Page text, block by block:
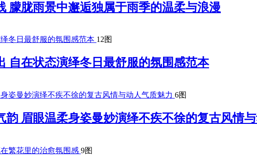
朦胧雨景中邂逅独属于雨季的温柔与浪漫
12图
自在状态演绎冬日最舒服的氛围感范本
6图
韵 眉眼温柔身姿曼妙演绎不疾不徐的复古风情
9图